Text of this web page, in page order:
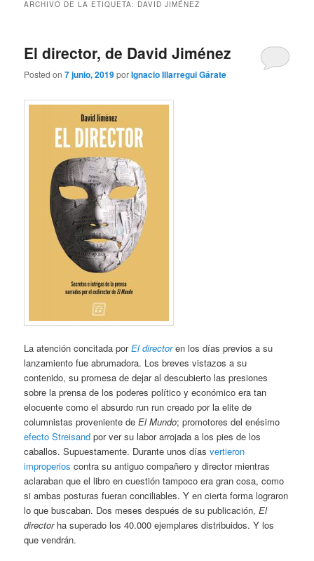
ARCHIVO DE LA ETIQUETA: DAVID JIMÉNEZ
El director, de David Jiménez
Posted on7 junio, 2019porIgnacio Illarregui Gárate
La atención concitada porEl directoren los días previos a su
lanzamiento fue abrumadora. Los breves vistazos a su
contenido, su promesa de dejar al descubierto las presiones
sobre la prensa de los poderes político y económico era tan
elocuente como el absurdo run run creado por la elite de
columnistas proveniente deEl Mundo; promotores del enésimo
efecto Streisand por ver su labor arrojada a los pies de los
caballos. Supuestamente. Durante unos díasvertieron
improperios contra su antiguo compañero y director mientras
aclaraban que el libro en cuestión tampoco era gran cosa, como
si ambas posturas fueran conciliables. Y en cierta forma lograron
lo que buscaban. Dos meses después de su publicación,El
directorha superado los 40.000 ejemplares distribuidos. Y los
que vendrán.